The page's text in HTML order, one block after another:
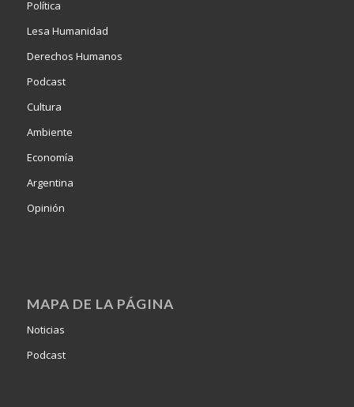
Política
Lesa Humanidad
Derechos Humanos
Podcast
Cultura
Ambiente
Economía
Argentina
Opinión
MAPA DE LA PÁGINA
Noticias
Podcast